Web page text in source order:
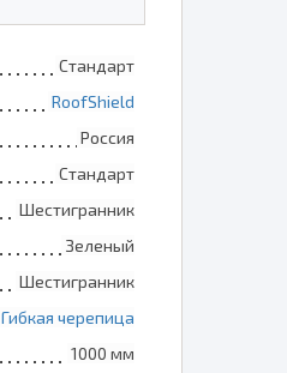
Стандарт
RoofShield
Россия
Стандарт
Шестигранник
Зеленый
Шестигранник
Гибкая черепица
1000 мм